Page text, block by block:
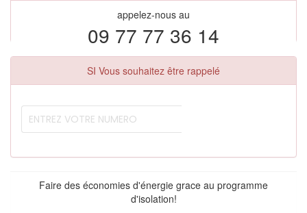
appelez-nous au
09 77 77 36 14
SI Vous souhaitez être rappelé
Faire des économies d'énergie grace au programme
d'isolation!